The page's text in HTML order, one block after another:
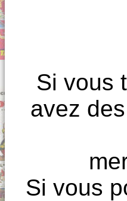
Si vous
avez
Si vous